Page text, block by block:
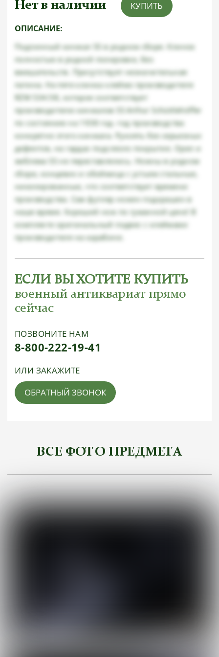
Нет в наличии КУПИТЬ
ОПИСАНИЕ:
Подлинный кинжал SS в родном сборе. Клинок
полностью в родной полировке, без
вмешательств. Присутствует незначительная
патина. На пяте клинка клеймо производителя
RZM 534/38, которое соответствует
производителю кинжалов SS Arthur Schüttlehöffer
по состоянию на 1938 год- год производства
конкретно этого кинжала. Рукоять без серьезных
дефектов, на гардах подслезло покрытие. Орел и
эмблема SS не переставлялись. Ножны в родном
сборе, концевик и обоймица с устьем стальные,
никелированные, что соответствует времени
производства. Сам футляр ножен подкрашен в
наше время. Хороший нож по гуманной цене! В
комплекте оригинальный подвес с клеймами
производителя на карабине.
ЕСЛИ ВЫ ХОТИТЕ КУПИТЬ
военный антиквариат прямо
сейчас
ПОЗВОНИТЕ НАМ
8-800-222-19-41
ИЛИ ЗАКАЖИТЕ
ОБРАТНЫЙ ЗВОНОК
ВСЕ ФОТО ПРЕДМЕТА